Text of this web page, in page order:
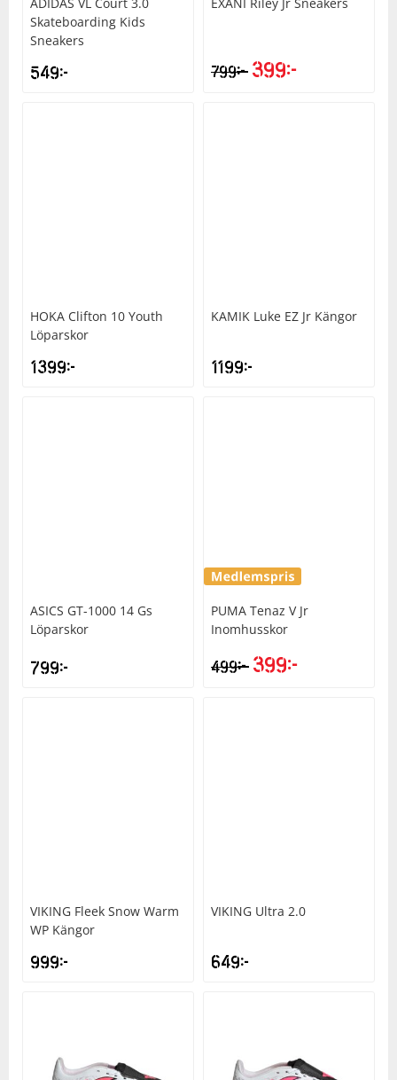
Skateboarding Kids
Sneakers
549kr 799kr 399kr
HOKA Clifton 10 Youth
Löparskor
1399kr
KAMIK Luke EZ Jr Kängor
1199kr
ASICS GT-1000 14 Gs
Löparskor
799kr
PUMA Tenaz V Jr
Inomhusskor
499kr 399kr
VIKING Fleek Snow Warm
WP Kängor
999kr
VIKING Ultra 2.0
649kr